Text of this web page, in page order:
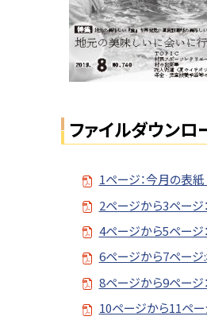
問
い
合
せ
当
口
ファイルダウンロ
1ページ：今月の表
2ページから3ページ
4ページから5ページ
6ページから7ペー
8ページから9ペー
10ページから11ペ